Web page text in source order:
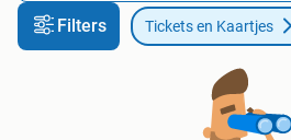
Filters Tickets en Kaartjes